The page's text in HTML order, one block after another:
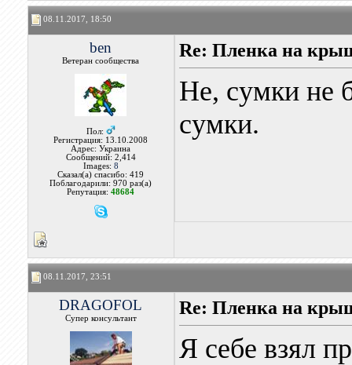
08.11.2017, 18:50
ben
Ветеран сообщества
Пол:
Регистрация: 13.10.2008
Адрес: Украина
Сообщений: 2,414
Images: 8
Сказал(а) спасибо: 419
Поблагодарили: 970 раз(а)
Репутация:48684
Re: Пленка на
Не, сумки не
сумки.
08.11.2017, 23:51
DRAGOFOL
Супер консультант
Re: Пленка на
Я себе взял